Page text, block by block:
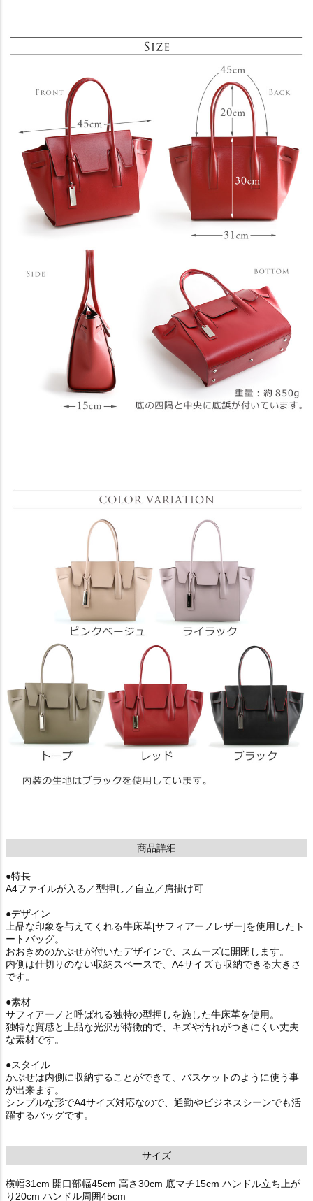
商品詳細
●特長
A4ファイルが入る／型押し／自立／肩掛け可
●デザイン
上品な印象を与えてくれる牛床革[サフィアーノレザー]を使用したト
ートバッグ。
おおきめのかぶせが付いたデザインで、スムーズに開閉します。
内側は仕切りのない収納スペースで、A4サイズも収納できる大きさ
です。
●素材
サフィアーノと呼ばれる独特の型押しを施した牛床革を使用。
独特な質感と上品な光沢が特徴的で、キズや汚れがつきにくい丈夫
な素材です。
●スタイル
かぶせは内側に収納することができて、バスケットのように使う事
が出来ます。
シンプルな形でA4サイズ対応なので、通勤やビジネスシーンでも活
躍するバッグです。
サイズ
横幅31cm 開口部幅45cm 高さ30cm 底マチ15cm ハンドル立ち上が
り20cm ハンドル周囲45cm